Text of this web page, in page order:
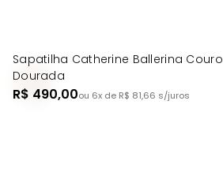
Sapatilha Catherine Ballerina Couro
Dourada
R$ 490,00ou 6x de R$ 81,66 s/juros